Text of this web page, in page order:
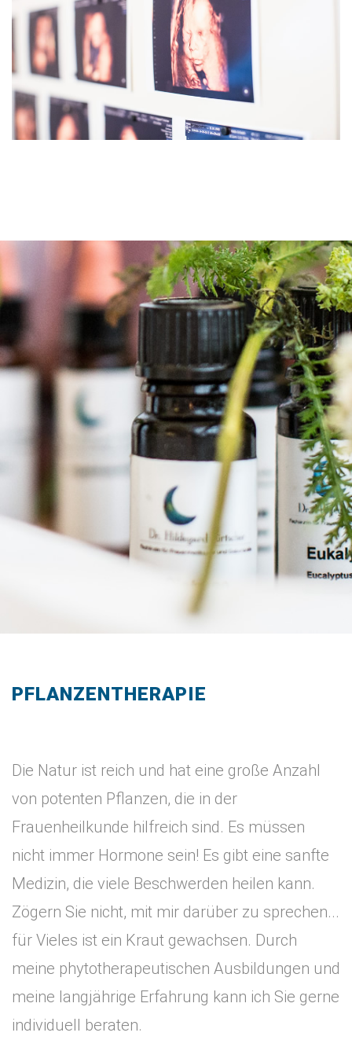
PFLANZENTHERAPIE
Die Natur ist reich und hat eine große Anzahl
von potenten Pflanzen, die in der
Frauenheilkunde hilfreich sind. Es müssen
nicht immer Hormone sein! Es gibt eine sanfte
Medizin, die viele Beschwerden heilen kann.
Zögern Sie nicht, mit mir darüber zu sprechen...
für Vieles ist ein Kraut gewachsen. Durch
meine phytotherapeutischen Ausbildungen und
meine langjährige Erfahrung kann ich Sie gerne
individuell beraten.